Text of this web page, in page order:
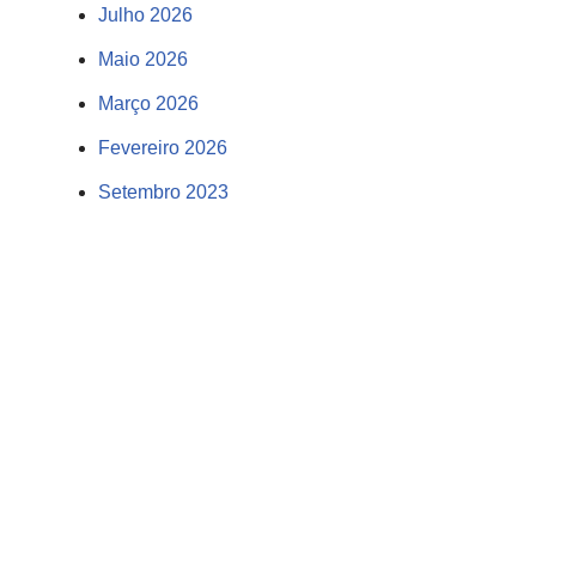
Julho 2026
Maio 2026
Março 2026
Fevereiro 2026
Setembro 2023